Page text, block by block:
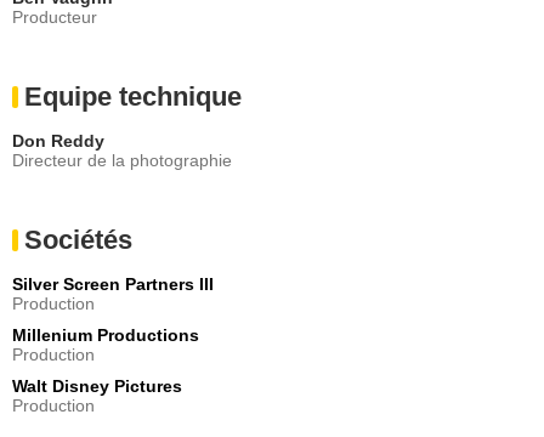
Producteur
Equipe technique
Don Reddy
Directeur de la photographie
Sociétés
Silver Screen Partners III
Production
Millenium Productions
Production
Walt Disney Pictures
Production